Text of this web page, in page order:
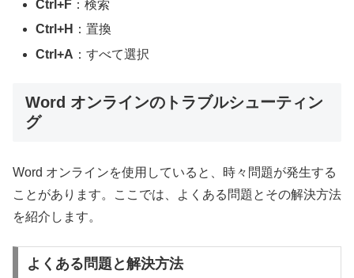
Ctrl+F ：検索
Ctrl+H ：置換
Ctrl+A ：すべて選択
Word オンラインのトラブルシューティン
グ
Word オンラインを使用していると、時々問題が発生する
ことがあります。ここでは、よくある問題とその解決方法
を紹介します。
よくある問題と解決方法